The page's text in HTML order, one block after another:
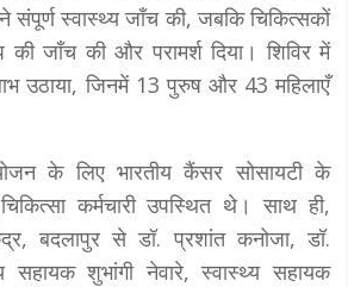
ने संपूर्ण स्वास्थ्य जाँच की, जबकि चिकित्सकों
जाँच की और परामर्श दिया। शिविर में
उठाया, जिनमें 13 पुरुष और 43 महिलाएँ
के लिए भारतीय कैंसर सोसायटी के
कर्मचारी उपस्थित थे। साथ ही,
बदलापुर से डॉ. प्रशांत कनोजा, डॉ.
सहायक शुभांगी नेवारे, स्वास्थ्य सहायक